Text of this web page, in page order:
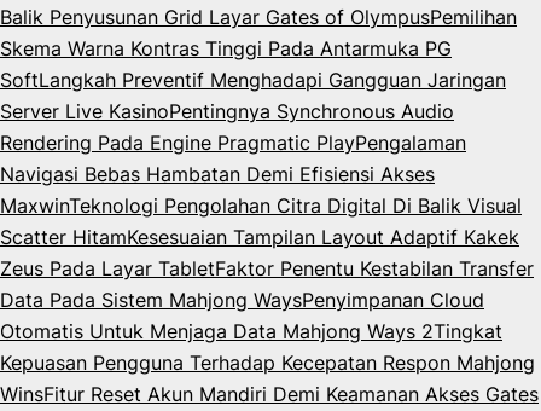
Balik Penyusunan Grid Layar Gates of OlympusPemilihan
Skema Warna Kontras Tinggi Pada Antarmuka PG
SoftLangkah Preventif Menghadapi Gangguan Jaringan
Server Live KasinoPentingnya Synchronous Audio
Rendering Pada Engine Pragmatic PlayPengalaman
Navigasi Bebas Hambatan Demi Efisiensi Akses
MaxwinTeknologi Pengolahan Citra Digital Di Balik Visual
Scatter HitamKesesuaian Tampilan Layout Adaptif Kakek
Zeus Pada Layar TabletFaktor Penentu Kestabilan Transfer
Data Pada Sistem Mahjong WaysPenyimpanan Cloud
Otomatis Untuk Menjaga Data Mahjong Ways 2Tingkat
Kepuasan Pengguna Terhadap Kecepatan Respon Mahjong
WinsFitur Reset Akun Mandiri Demi Keamanan Akses Gates